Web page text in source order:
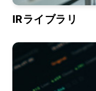
IRライブラリ